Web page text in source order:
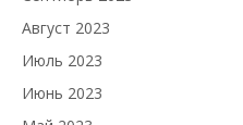
Август 2023
Июль 2023
Июнь 2023